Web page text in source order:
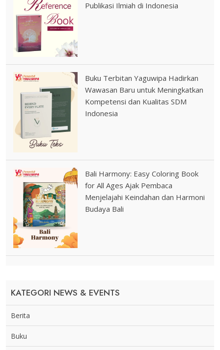
Publikasi Ilmiah di Indonesia
Buku Terbitan Yaguwipa Hadirkan
Wawasan Baru untuk Meningkatkan
Kompetensi dan Kualitas SDM
Indonesia
Bali Harmony: Easy Coloring Book
for All Ages Ajak Pembaca
Menjelajahi Keindahan dan Harmoni
Budaya Bali
KATEGORI NEWS & EVENTS
Berita
Buku